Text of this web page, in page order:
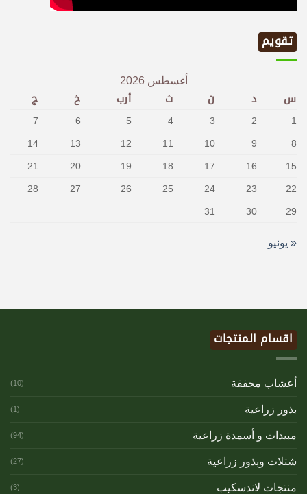
تقويم
أغسطس 2026
س د ن ث أرب خ
ج
1
2
3
4
5
6
7
8
9
10
11
12
13
14
15
16
17
18
19
20
21
22
23
24
25
26
27
28
29
30
31
« يونيو
اقسام المنتجات
أعشاب مجففة (10)
بذور زراعية (1)
مبيدات و أسمدة زراعية (94)
شتلات وبذور زراعية (27)
منتجات لاندسكيب (3)